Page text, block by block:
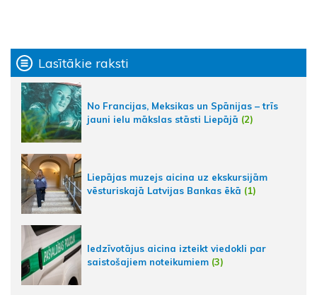
Lasītākie raksti
No Francijas, Meksikas un Spānijas – trīs
jauni ielu mākslas stāsti Liepājā (2)
Liepājas muzejs aicina uz ekskursijām
vēsturiskajā Latvijas Bankas ēkā (1)
Iedzīvotājus aicina izteikt viedokli par
saistošajiem noteikumiem (3)